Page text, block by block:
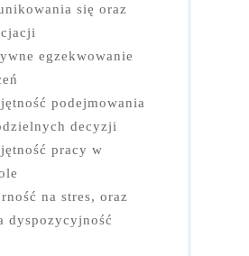
się oraz
egzekwowanie
podejmowania
decyzji
pracy w
na stres, oraz
dyspozycyjność